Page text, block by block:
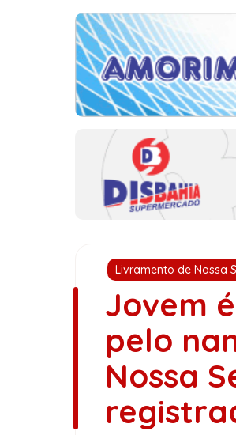
Livramento de Nossa
Jovem
pelo
Nossa